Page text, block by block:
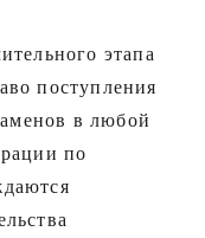
этапа
поступления
в любой
по